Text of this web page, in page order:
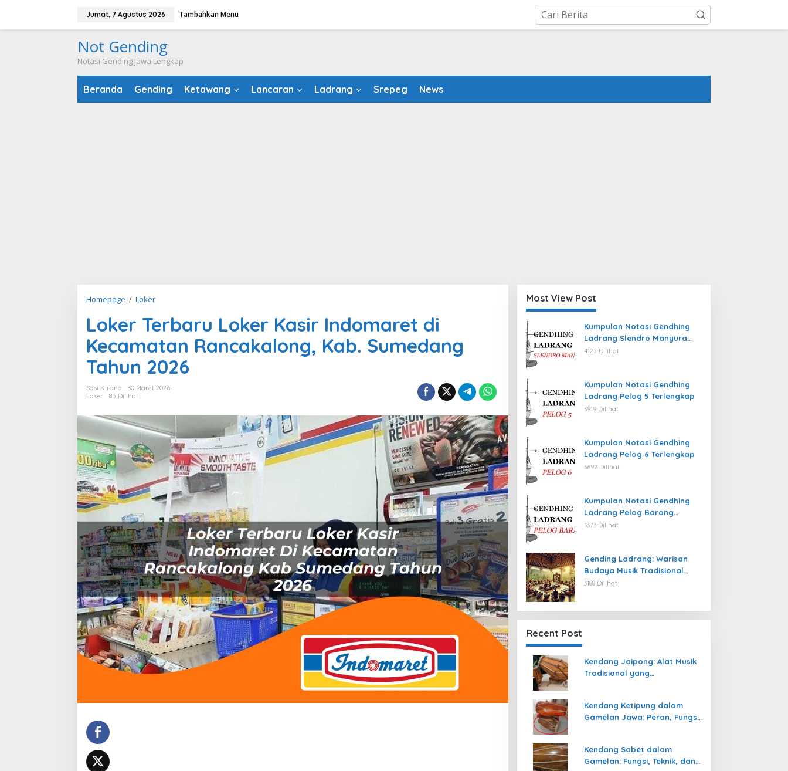
konten
Jumat, 7 Agustus 2026 Tambahkan Menu
Not Gending
Notasi Gending Jawa Lengkap
Beranda Gending Ketawang Lancaran Ladrang Srepeg News
Homepage / LokerLoker
Loker
Kasir
Indomaret
Kecamatan
Kab.
Tahun
2026
Loker Terbaru Loker Kasir Indomaret di
Kecamatan Rancakalong, Kab. Sumedang
Tahun 2026
Sasi Kirana
30 Maret 2026
Loker
85 Dilihat
Most View Post
Kumpulan Notasi Gendhing
Ladrang Slendro Manyura
Terlengkap
4127 Dilihat
Kumpulan Notasi Gendhing
Ladrang Pelog 5 Terlengkap
3919 Dilihat
Kumpulan Notasi Gendhing
Ladrang Pelog 6 Terlengkap
3692 Dilihat
Kumpulan Notasi Gendhing
Ladrang Pelog Barang
Terlengkap
3373 Dilihat
Gending Ladrang: Warisan
Budaya Musik Tradisional
Jawa yang Abadi
3188 Dilihat
Recent Post
Kendang Jaipong: Alat Musik
Tradisional yang
Kendang Ketipung dalam
Gamelan Jawa: Peran, Fungsi,
Kendang Sabet dalam
Gamelan: Fungsi, Teknik, dan